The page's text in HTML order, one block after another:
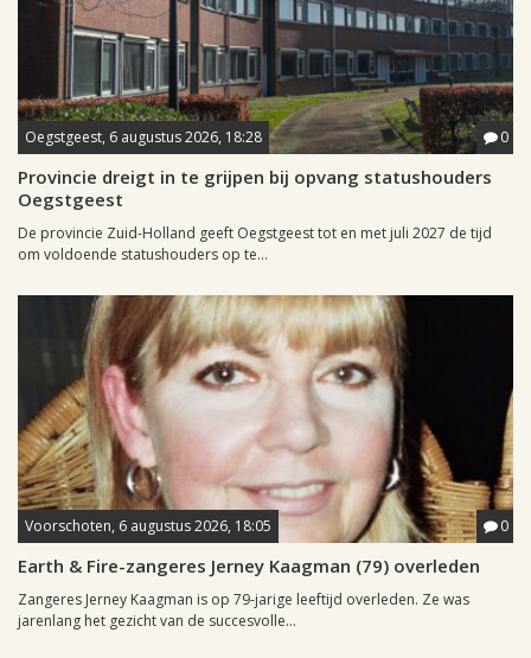
Oegstgeest, 6 augustus 2026, 18:28 0
Provincie dreigt in te grijpen bij opvang statushouders
Oegstgeest
De provincie Zuid-Holland geeft Oegstgeest tot en met juli 2027 de tijd
om voldoende statushouders op te...
Voorschoten, 6 augustus 2026, 18:05 0
Earth & Fire-zangeres Jerney Kaagman (79) overleden
Zangeres Jerney Kaagman is op 79-jarige leeftijd overleden. Ze was
jarenlang het gezicht van de succesvolle...